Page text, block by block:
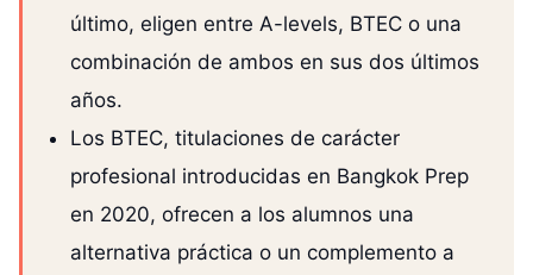
último, eligen entre A-levels, BTEC o una
combinación de ambos en sus dos últimos
años.
Los BTEC, titulaciones de carácter
profesional introducidas en Bangkok Prep
en 2020, ofrecen a los alumnos una
alternativa práctica o un complemento a